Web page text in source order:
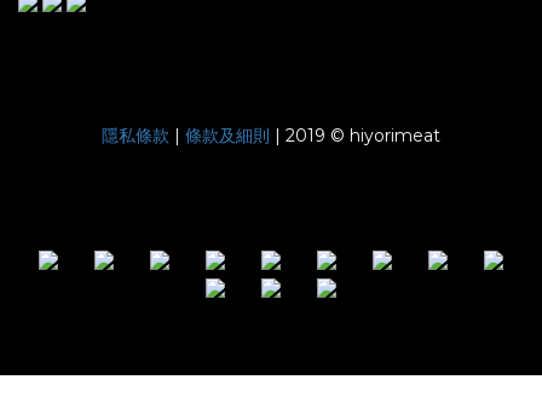
隱私條款 | 條款及細則 | 2019 © hiyorimeat